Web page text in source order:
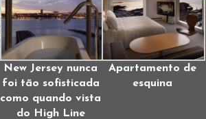
New Jersey nunca
foi tão sofisticada
como quando vista
do High Line
Apartamento de
esquina